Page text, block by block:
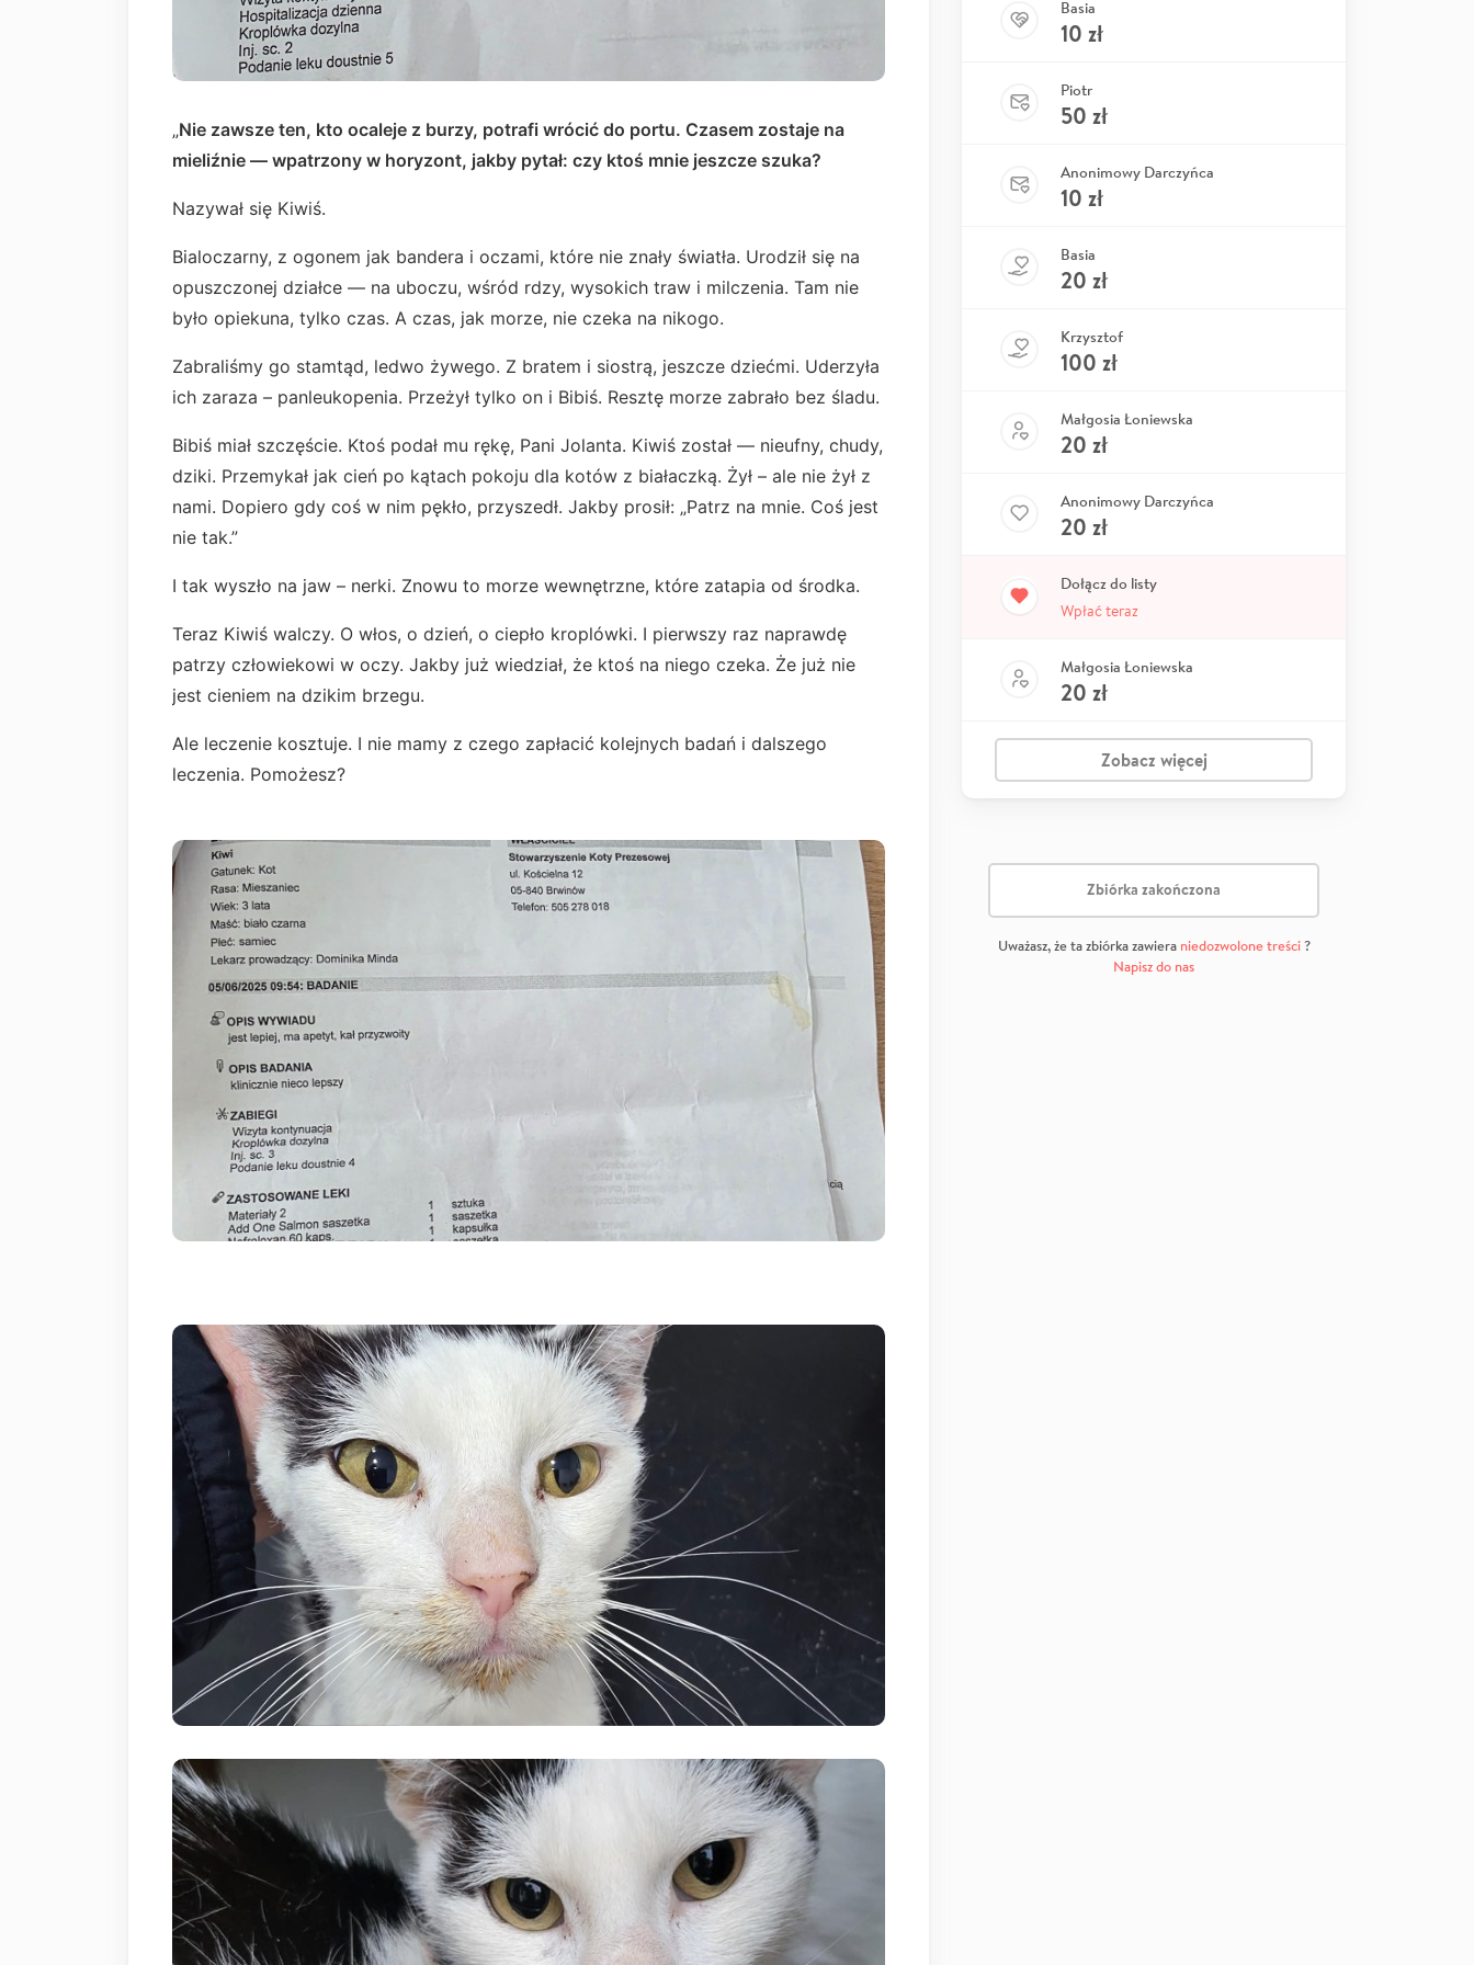
„Nie zawsze ten, kto ocaleje z burzy, potrafi wrócić do portu. Czasem zostaje na
mieliźnie — wpatrzony w horyzont, jakby pytał: czy ktoś mnie jeszcze szuka?
Nazywał się Kiwiś.
Bialoczarny, z ogonem jak bandera i oczami, które nie znały światła. Urodził się na
opuszczonej działce — na uboczu, wśród rdzy, wysokich traw i milczenia. Tam nie
było opiekuna, tylko czas. A czas, jak morze, nie czeka na nikogo.
Zabraliśmy go stamtąd, ledwo żywego. Z bratem i siostrą, jeszcze dziećmi. Uderzyła
ich zaraza – panleukopenia. Przeżył tylko on i Bibiś. Resztę morze zabrało bez śladu.
Bibiś miał szczęście. Ktoś podał mu rękę, Pani Jolanta. Kiwiś został — nieufny, chudy,
dziki. Przemykał jak cień po kątach pokoju dla kotów z białaczką. Żył – ale nie żył z
nami. Dopiero gdy coś w nim pękło, przyszedł. Jakby prosił: „Patrz na mnie. Coś jest
nie tak.”
I tak wyszło na jaw – nerki. Znowu to morze wewnętrzne, które zatapia od środka.
Teraz Kiwiś walczy. O włos, o dzień, o ciepło kroplówki. I pierwszy raz naprawdę
patrzy człowiekowi w oczy. Jakby już wiedział, że ktoś na niego czeka. Że już nie
jest cieniem na dzikim brzegu.
Ale leczenie kosztuje. I nie mamy z czego zapłacić kolejnych badań i dalszego
leczenia. Pomożesz?
Basia
10 zł
Piotr
50 zł
Anonimowy Darczyńca
10 zł
Basia
20 zł
Krzysztof
100 zł
Małgosia Łoniewska
20 zł
Anonimowy Darczyńca
20 zł
Dołącz do listy
Wpłać teraz
Małgosia Łoniewska
20 zł
Zobacz więcej
Zbiórka zakończona
Uważasz, że ta zbiórka zawiera niedozwolone treści?
Napisz do nas